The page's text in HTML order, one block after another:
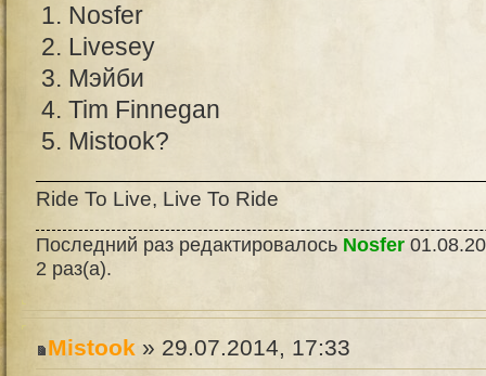
1. Nosfer
2. Livesey
3. Мэйби
4. Tim Finnegan
5. Mistook?
Ride To Live, Live To Ride
Последний раз редактировалось Nosfer
2 раз(а).
Mistook » 29.07.2014, 17:33